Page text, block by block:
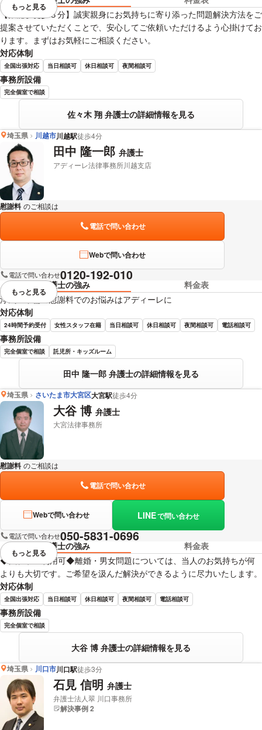
【飯能駅徒歩３分】誠実親身にお気持ちに寄り添った問題解決方法をご
提案させていただくことで、安心してご依頼いただけるよう心掛けてお
ります。まずはお気軽にご相談ください。
対応体制
全国出張対応 当日相談可 休日相談可 夜間相談可
事務所設備
完全個室で相談
佐々木 翔 弁護士の詳細情報を見る
視覚的に省略されている要素を
もっと見る
埼玉県 川越市川越駅徒歩4分
田中 隆一郎 弁護士
アディーレ法律事務所川越支店
慰謝料 のご相談は
電話で問い合わせ
Webで問い合わせ
電話で問い合わせ0120-192-010
弁護士の強み
料金表
浮気・不倫の慰謝料でのお悩みはアディーレに
対応体制
24時間予約受付 女性スタッフ在籍 当日相談可 休日相談可 夜間相談可 電話相談可
事務所設備
完全個室で相談 託児所・キッズルーム
田中 隆一郎 弁護士の詳細情報を見る
視覚的に省略されている要素を
もっと見る
埼玉県 さいたま市大宮区大宮駅徒歩4分
大谷 博 弁護士
大宮法律事務所
慰謝料 のご相談は
電話で問い合わせ
Webで問い合わせ LINEで問い合わせ
電話で問い合わせ050-5831-0696
弁護士の強み
料金表
◆法テラス利用可◆離婚・男女問題については、当人のお気持ちが何
よりも大切です。ご希望を汲んだ解決ができるように尽力いたします。
対応体制
全国出張対応 当日相談可 休日相談可 夜間相談可 電話相談可
事務所設備
完全個室で相談
大谷 博 弁護士の詳細情報を見る
視覚的に省略されている要素を
もっと見る
埼玉県 川口市川口駅徒歩3分
石見 信明 弁護士
弁護士法人翠 川口事務所
解決事例 2